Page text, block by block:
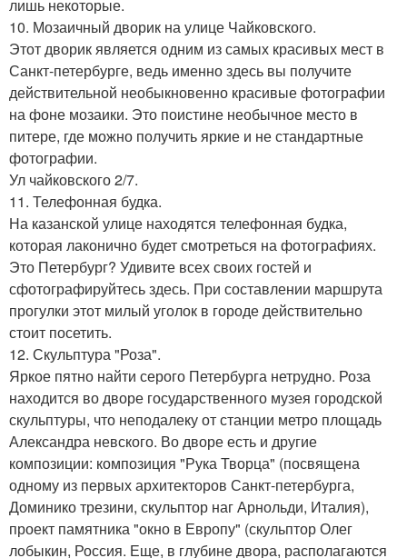
лишь некоторые.
10. Мозаичный дворик на улице Чайковского.
Этот дворик является одним из самых красивых мест в
Санкт-петербурге, ведь именно здесь вы получите
действительной необыкновенно красивые фотографии
на фоне мозаики. Это поистине необычное место в
питере, где можно получить яркие и не стандартные
фотографии.
Ул чайковского 2/7.
11. Телефонная будка.
На казанской улице находятся телефонная будка,
которая лаконично будет смотреться на фотографиях.
Это Петербург? Удивите всех своих гостей и
сфотографируйтесь здесь. При составлении маршрута
прогулки этот милый уголок в городе действительно
стоит посетить.
12. Скульптура "Роза".
Яркое пятно найти серого Петербурга нетрудно. Роза
находится во дворе государственного музея городской
скульптуры, что неподалеку от станции метро площадь
Александра невского. Во дворе есть и другие
композиции: композиция "Рука Творца" (посвящена
одному из первых архитекторов Санкт-петербурга,
Доминико трезини, скульптор наг Арнольди, Италия),
проект памятника "окно в Европу" (скульптор Олег
лобыкин, Россия. Еще, в глубине двора, располагаются